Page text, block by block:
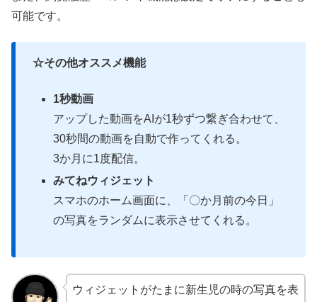
可能です。
☆その他オススメ機能
1秒動画
アップした動画をAIが1秒ずつ繋ぎ合わせて、
30秒間の動画を自動で作ってくれる。
3か月に1度配信。
みてねウィジェット
スマホのホーム画面に、「〇か月前の今日」
の写真をランダムに表示させてくれる。
ウィジェットがたまに新生児の時の写真を表